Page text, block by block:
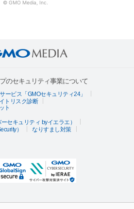
© GMO Media, Inc.
のセキュリティ事業について
ービス「GMOセキュリティ24」
トリスク診断
ト
セキュリティ byイエラエ）
）
なりすまし対策